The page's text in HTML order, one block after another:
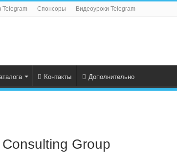
Telegram Спонсоры Видеоуроки Telegram
Контакты Дополнительно
Group